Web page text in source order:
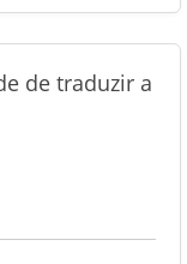
de traduzir a